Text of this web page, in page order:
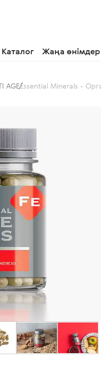
Каталог Жаңа өнімдер
AGEEssential Minerals -